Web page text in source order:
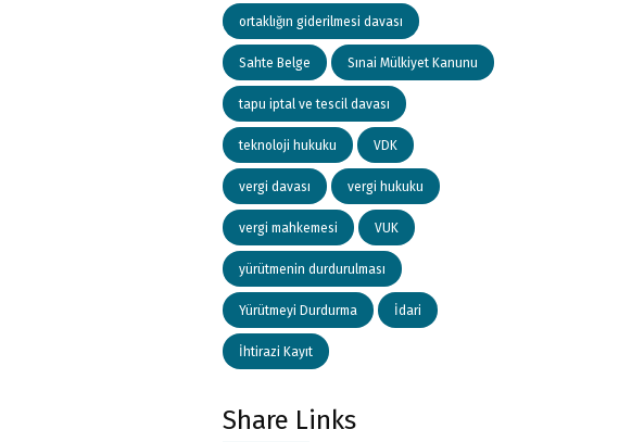
ortaklığın giderilmesi davası
Sahte Belge Sınai Mülkiyet Kanunu
tapu iptal ve tescil davası
teknoloji hukuku VDK
vergi davası vergi hukuku
vergi mahkemesi VUK
yürütmenin durdurulması
Yürütmeyi Durdurma İdari
İhtirazi Kayıt
Share Links